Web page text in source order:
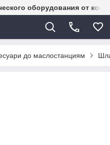
оборудования от
до маслостанциям